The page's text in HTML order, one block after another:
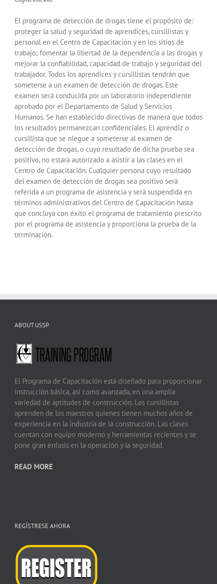
El programa de detección de drogas tiene el propósito de:
proteger la salud y seguridad de aprendices, cursillistas y
personal en el Centro de Capacitación y en los sitios de
trabajo; fomentar la libertad de la dependencia a las drogas y
mejorar la confiabilidad, capacidad de trabajo y seguridad del
trabajador. Todos los aprendices y cursillistas tendrán que
someterse a un examen de detección de drogas. Este
examen será conducida por un laboratorio independiente
aprobado por el Departamento de Salud y Servicios
Humanos. Se han establecido directivas de manera que todos
los resultados permanezcan confidenciales. El aprendiz o
cursillista que se niegue a someterse al examen de
detección de drogas, o cuyo resultado de dicha prueba sea
positivo, no estará autorizado a asistir a las clases en el
Centro de Capacitación. Cualquier persona cuyo resultado
del examen de detección de drogas sea positivo será
referida a un programa de asistencia y será suspendida en
términos administrativos del Centro de Capacitación hasta
que concluya con éxito el programa de tratamiento prescrito
por el programa de asistencia y proporciona la prueba de la
terminación.
ABOUT USSP
El Programa de Capacitación está diseñado para proporcionar
instrucción básica, así como avanzada, en una amplia
variedad de aptitudes de construcción. Los cursillistas
aprenden de los maestros quienes tienen muchos años de
experiencia en la industria de la construcción. Las clases
cuentan con equipo moderno y herramientas recientes y se
pone gran énfasis en la operación y la seguridad.
READ MORE
REGÍSTRESE AHORA